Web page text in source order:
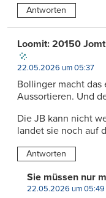
Antworten
Loomit: 20150
22.05.2026 um 05:37
Bollinger macht
Aussortieren. Und
Die JB kann nicht
landet sie noch auf
Antworten
Sie müssen nur
22.05.2026 um 05:49